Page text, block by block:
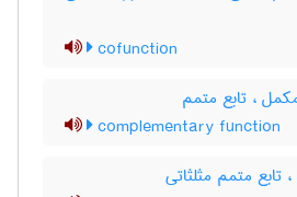
cofunction
، تابع متمم
complementary function
تابع متمم مثلثاتی